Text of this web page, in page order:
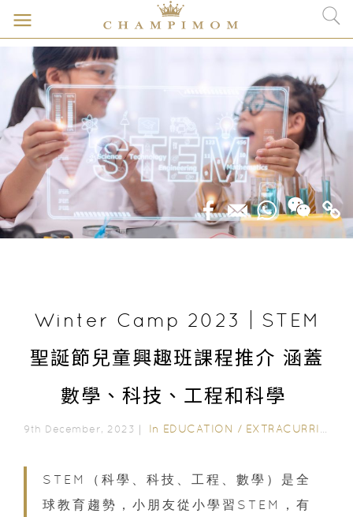
Winter Camp 2023｜STEM
聖誕節兒童興趣班課程推介 涵蓋
數學、科技、工程和科學
9th December, 2023｜ In EDUCATION / EXTRACURRICULAR ACTIVITIES
STEM（科學、科技、工程、數學）是全
球教育趨勢，小朋友從小學習STEM，有